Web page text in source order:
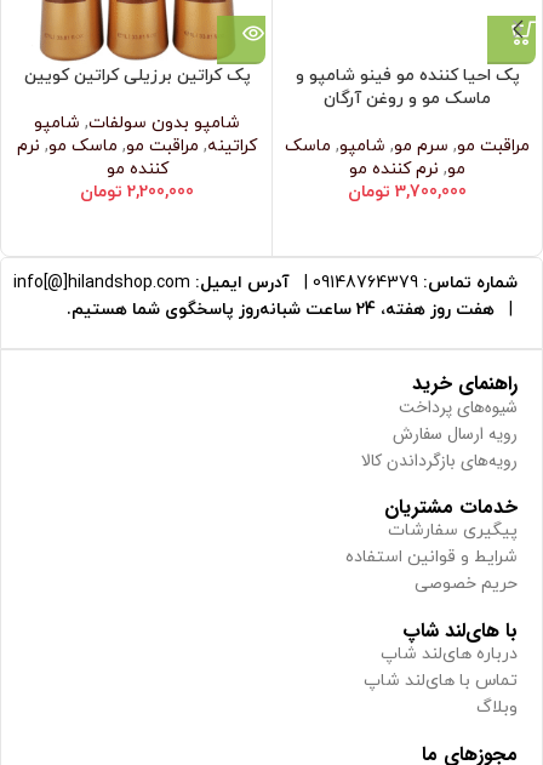
پک احیا کننده مو فینو شامپو و
ماسک مو و روغن آرگان
مراقبت مو, سرم مو, شامپو, ماسک
مو, نرم‌ کننده مو
3,700,000 تومان
پک کراتین برزیلی کراتین کویین
شامپو بدون سولفات, شامپو
کراتینه, مراقبت مو, ماسک مو, نرم‌
کننده مو
2,200,000 تومان
شماره تماس: 09148764379
| آدرس ایمیل: info[@]hilandshop.com
|
هفت روز هفته، 24 ساعت شبانه‌روز پاسخگوی شما هستیم.
راهنمای خرید
شیوه‌های پرداخت
رویه ارسال سفارش
رویه‌های بازگرداندن کالا
خدمات مشتریان
پیگیری سفارشات
شرایط و قوانین استفاده
حریم خصوصی
با های‌لند شاپ
درباره های‌لند شاپ
تماس با های‌لند شاپ
وبلاگ
مجوزهای ما